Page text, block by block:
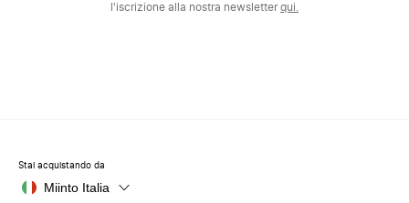
l'iscrizione alla nostra newsletterqui.
Stai acquistando da
Miinto Italia